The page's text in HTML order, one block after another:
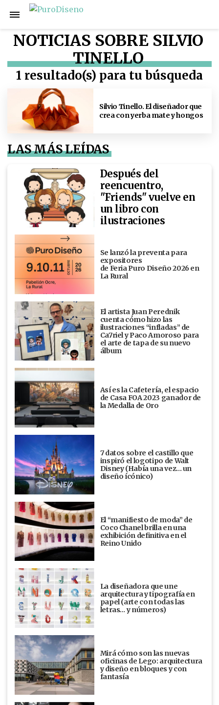
NOTICIAS SOBRE SILVIO
TINELLO
1 resultado(s) para tu búsqueda
Silvio Tinello. El diseñador que
crea con yerba mate y hongos
LAS MÁS LEÍDAS
Después del
reencuentro,
"Friends" vuelve en
un libro con
ilustraciones
Se lanzó la preventa para
expositores
de Feria Puro Diseño 2026 en
La Rural
El artista Juan Perednik
cuenta cómo hizo las
ilustraciones “infladas” de
Ca7riel y Paco Amoroso para
el arte de tapa de su nuevo
álbum
Así es la Cafetería, el espacio
de Casa FOA 2023 ganador de
la Medalla de Oro
7 datos sobre el castillo que
inspiró el logotipo de Walt
Disney (Había una vez... un
diseño ícónico)
El “manifiesto de moda” de
Coco Chanel brilla en una
exhibición definitiva en el
Reino Unido
La diseñadora que une
arquitectura y tipografía en
papel (arte con todas las
letras… y números)
Mirá cómo son las nuevas
oficinas de Lego: arquitectura
y diseño en bloques y con
fantasía